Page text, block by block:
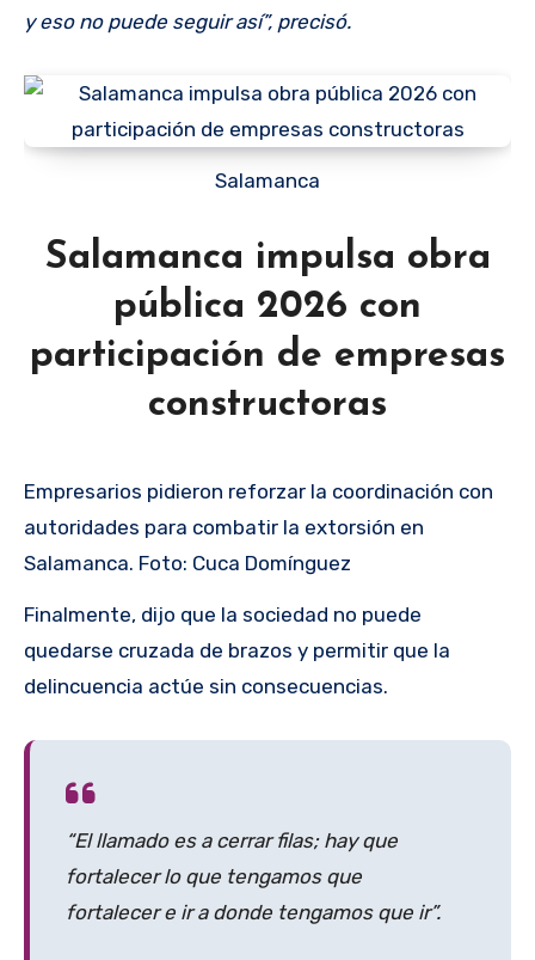
y eso no puede seguir así”, precisó.
Salamanca
Salamanca impulsa obra
pública 2026 con
participación de empresas
constructoras
Empresarios pidieron reforzar la coordinación con
autoridades para combatir la extorsión en
Salamanca. Foto: Cuca Domínguez
Finalmente, dijo que la sociedad no puede
quedarse cruzada de brazos y permitir que la
delincuencia actúe sin consecuencias.
“El llamado es a cerrar filas; hay que
fortalecer lo que tengamos que
fortalecer e ir a donde tengamos que ir”.